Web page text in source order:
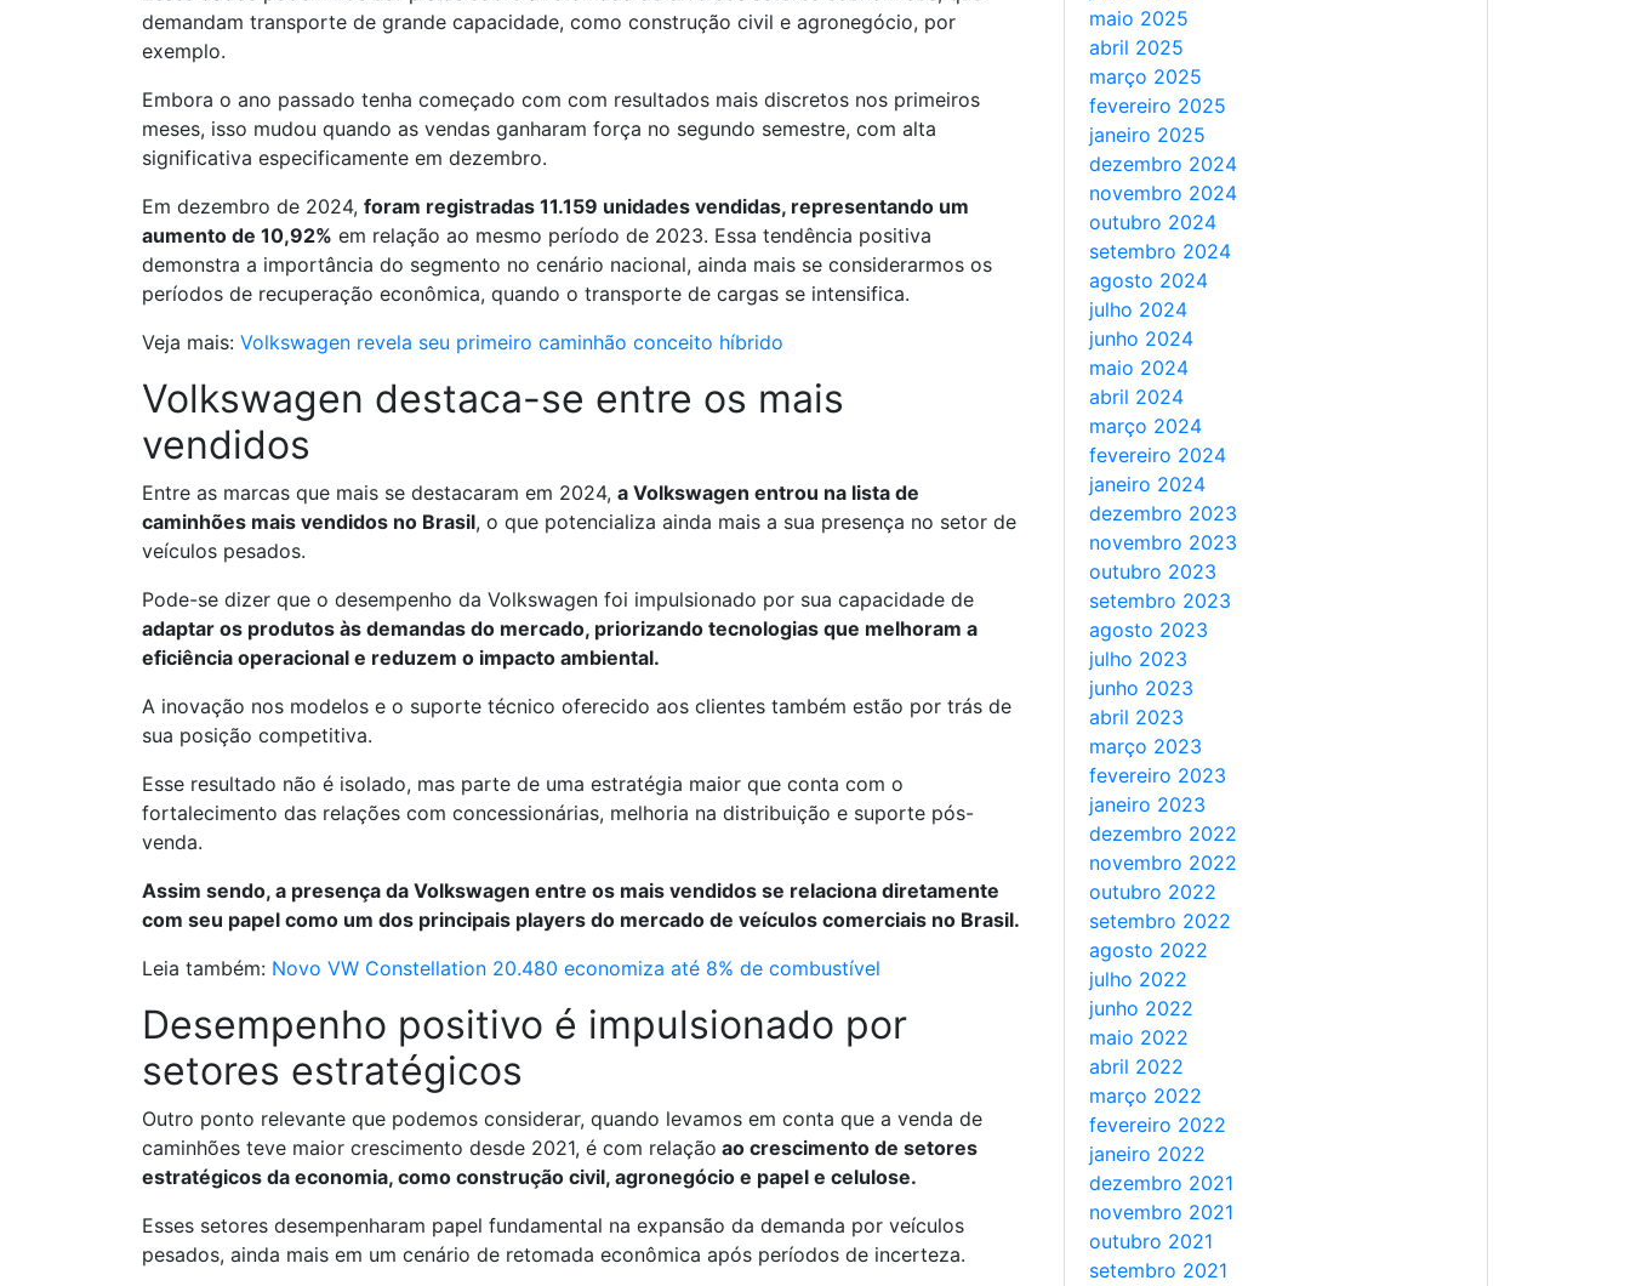
demandam transporte de grande capacidade, como construção civil e agronegócio, por
exemplo.
Embora o ano passado tenha começado com com resultados mais discretos nos primeiros
meses, isso mudou quando as vendas ganharam força no segundo semestre, com alta
significativa especificamente em dezembro.
Em dezembro de 2024, foram registradas 11.159 unidades vendidas, representando um
aumento de 10,92% em relação ao mesmo período de 2023. Essa tendência positiva
demonstra a importância do segmento no cenário nacional, ainda mais se considerarmos os
períodos de recuperação econômica, quando o transporte de cargas se intensifica.
Veja mais: Volkswagen revela seu primeiro caminhão conceito híbrido
Volkswagen destaca-se entre os mais
vendidos
Entre as marcas que mais se destacaram em 2024, a Volkswagen entrou na lista de
caminhões mais vendidos no Brasil, o que potencializa ainda mais a sua presença no setor de
veículos pesados.
Pode-se dizer que o desempenho da Volkswagen foi impulsionado por sua capacidade de
adaptar os produtos às demandas do mercado, priorizando tecnologias que melhoram a
eficiência operacional e reduzem o impacto ambiental.
A inovação nos modelos e o suporte técnico oferecido aos clientes também estão por trás de
sua posição competitiva.
Esse resultado não é isolado, mas parte de uma estratégia maior que conta com o
fortalecimento das relações com concessionárias, melhoria na distribuição e suporte pós-
venda.
Assim sendo, a presença da Volkswagen entre os mais vendidos se relaciona diretamente
com seu papel como um dos principais players do mercado de veículos comerciais no Brasil.
Leia também: Novo VW Constellation 20.480 economiza até 8% de combustível
Desempenho positivo é impulsionado por
setores estratégicos
Outro ponto relevante que podemos considerar, quando levamos em conta que a venda de
caminhões teve maior crescimento desde 2021, é com relação ao crescimento de setores
estratégicos da economia, como construção civil, agronegócio e papel e celulose.
Esses setores desempenharam papel fundamental na expansão da demanda por veículos
pesados, ainda mais em um cenário de retomada econômica após períodos de incerteza.
maio 2025
abril 2025
março 2025
fevereiro 2025
janeiro 2025
dezembro 2024
novembro 2024
outubro 2024
setembro 2024
agosto 2024
julho 2024
junho 2024
maio 2024
abril 2024
março 2024
fevereiro 2024
janeiro 2024
dezembro 2023
novembro 2023
outubro 2023
setembro 2023
agosto 2023
julho 2023
junho 2023
abril 2023
março 2023
fevereiro 2023
janeiro 2023
dezembro 2022
novembro 2022
outubro 2022
setembro 2022
agosto 2022
julho 2022
junho 2022
maio 2022
abril 2022
março 2022
fevereiro 2022
janeiro 2022
dezembro 2021
novembro 2021
outubro 2021
setembro 2021